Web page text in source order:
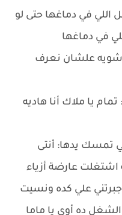
اللي في دماغها حتى لو
في دماغها
شويه علشان نعرف
يا ملاك أنا هاديه
تمسك يدها: أنتى
اشتغلت عارضة أزياء
علي كده ونسيت
ده أوي يا ماما